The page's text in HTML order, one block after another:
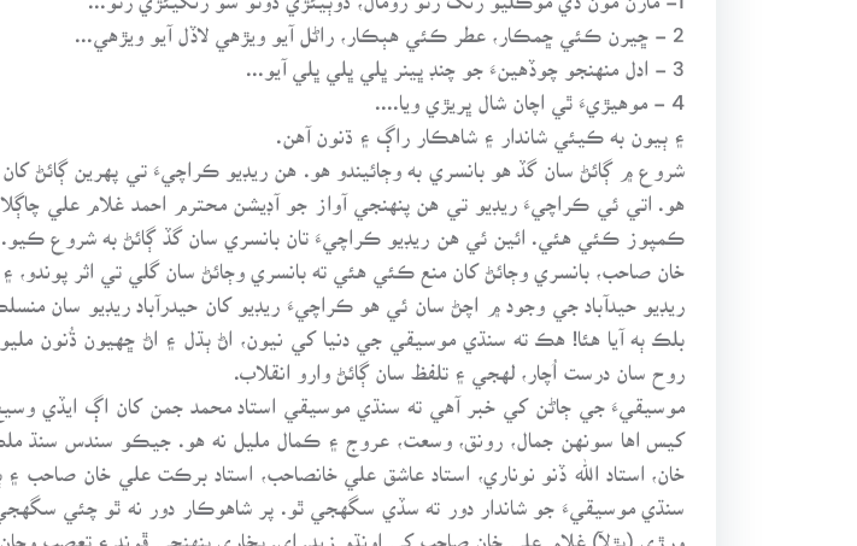
2 - ڇيرن ڪئي ڇمڪار، عطر ڪئي هٻڪار، راڻل آيو ويڙهي لاڏل آيو ويڙهي...
3 - ادل منهنجو چوڏهينءَ جو چنڊ ڀينر ڀلي ڀلي ڀلي آيو...
4 - موهيڙيءَ ٿي اچان شال ڀريڙي ويا....
۽ ٻيون به ڪيئي شاندار ۽ شاهڪار راڳ ۽ ڌنون آهن.
شروع ۾ ڳائڻ سان گڏ هو بانسري به وڄائيندو هو. هن ريڊيو ڪراچيءَ تي پهرين ڳائڻ
هو. اتي ئي ڪراچيءَ ريڊيو تي هن پنهنجي آواز جو آڊيشن محترم احمد غلام علي
ڪمپوز ڪئي هئي. ائين ئي هن ريڊيو ڪراچيءَ تان بانسري سان گڏ ڳائڻ به شروع
خان صاحب، بانسري وڄائڻ کان منع ڪئي هئي ته بانسري وڄائڻ سان گلي تي اثر پوندو،
ريڊيو حيدآباد جي وجود ۾ اچڻ سان ئي هو ڪراچيءَ ريڊيو کان حيدرآباد ريڊيو سان
بلڪ ٻه آيا هئا! هڪ ته سنڌي موسيقي جي دنيا کي نيون، اڻ ٻڌل ۽ اڻ ڇهيون ڌُنون
روح سان درست اُچار، لهجي ۽ تلفظ سان ڳائڻ وارو انقلاب.
موسيقيءَ جي ڄاڻن کي خبر آهي ته سنڌي موسيقي استاد محمد جمن کان اڳ ايڏي
کيس اها سونهن جمال، رونق، وسعت، عروج ۽ ڪمال مليل نه هو. جيڪو سندس سنڌ
خان، استاد الله ڏنو نوناري، استاد عاشق علي خانصاحب، استاد برڪت علي خان
سنڌي موسيقيءَ جو شاندار دور ته سڏي سگهجي ٿو. پر شاهوڪار دور نه ٿو چئي
ورڙي (بڙﻵ) غلام علي خان صاحب کي اونڌو زيڊ. اي. بخاري پنهنجي ڦونڊ ۽ تعصب